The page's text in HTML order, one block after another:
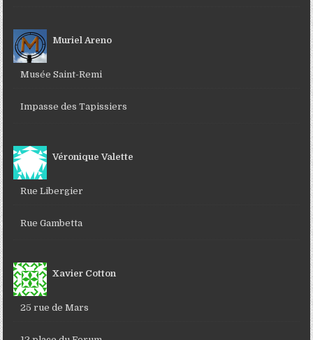
Muriel Areno
Musée Saint-Remi
Impasse des Tapissiers
Véronique Valette
Rue Libergier
Rue Gambetta
Xavier Cotton
25 rue de Mars